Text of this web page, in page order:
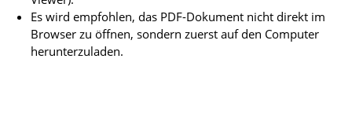
Es wird empfohlen, das PDF-Dokument nicht direkt im
Browser zu öffnen, sondern zuerst auf den Computer
herunterzuladen.